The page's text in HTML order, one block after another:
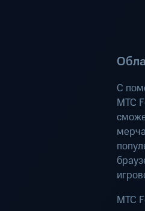
С
МТС
МТС